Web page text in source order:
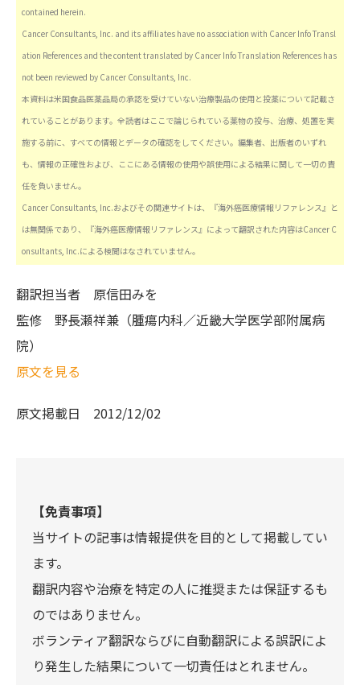
contained herein.
Cancer Consultants, Inc. and its affiliates have no association with Cancer Info Transl
ation References and the content translated by Cancer Info Translation References has
not been reviewed by Cancer Consultants, Inc.
本資料は米国食品医薬品局の承認を受けていない治療製品の使用と投薬について記載さ
れていることがあります。全読者はここで論じられている薬物の投与、治療、処置を実
施する前に、すべての情報とデータの確認をしてください。編集者、出版者のいずれ
も、情報の正確性および、ここにある情報の使用や誤使用による結果に関して一切の責
任を負いません。
Cancer Consultants, Inc.およびその関連サイトは、『海外癌医療情報リファレンス』と
は無関係であり、『海外癌医療情報リファレンス』によって翻訳された内容はCancer C
onsultants, Inc.による検閲はなされていません。
翻訳担当者 原信田みを
監修 野長瀬祥兼（腫瘍内科／近畿大学医学部附属病
院）
原文を見る
原文掲載日 2012/12/02
【免責事項】
当サイトの記事は情報提供を目的として掲載してい
ます。
翻訳内容や治療を特定の人に推奨または保証するも
のではありません。
ボランティア翻訳ならびに自動翻訳による誤訳によ
り発生した結果について一切責任はとれません。